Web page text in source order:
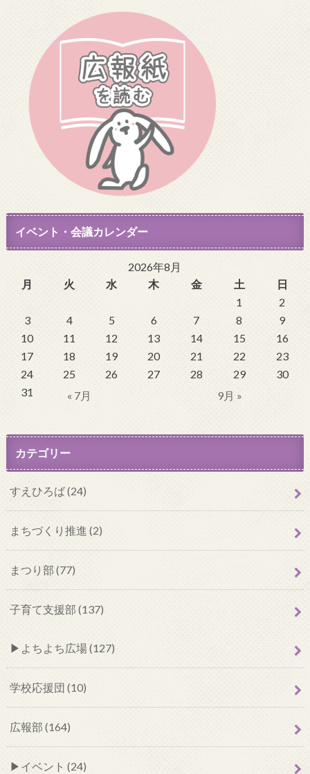
イベント・会議カレンダー
2026年8月
月
火 水 木 金 土
日
1
2
3
4 5 6 7 8
9
10
11 12 13 14 15
16
17
18 19 20 21 22
23
24
25 26 27 28 29
30
31
« 7月 9月 »
カテゴリー
すえひろば (24)
まちづくり推進 (2)
まつり部 (77)
子育て支援部 (137)
よちよち広場 (127)
学校応援団 (10)
広報部 (164)
イベント (24)